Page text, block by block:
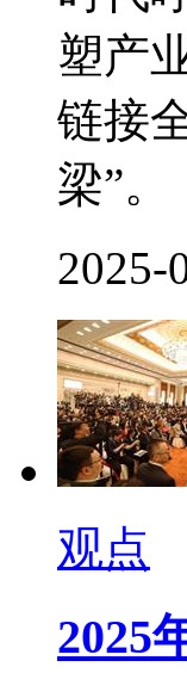
塑产
链接
梁”。
2025-
观点
2025